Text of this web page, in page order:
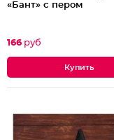
«Бант» с пером
166 руб